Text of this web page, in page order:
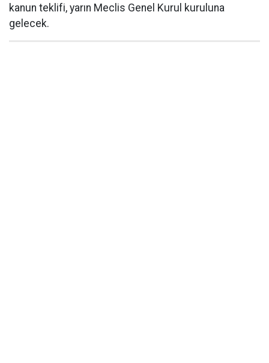
kanun teklifi, yarın Meclis Genel Kurul kuruluna
gelecek.